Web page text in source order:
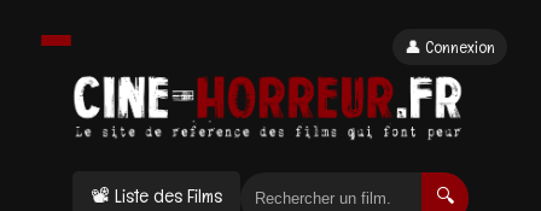
📽 Liste des Films 🔍
👤 Connexion